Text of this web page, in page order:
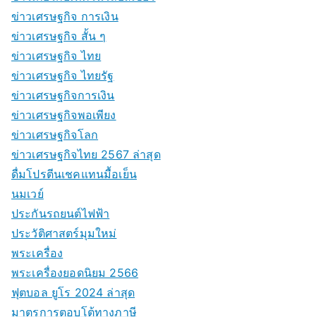
ข่าวเศรษฐกิจ การเงิน
ข่าวเศรษฐกิจ สั้น ๆ
ข่าวเศรษฐกิจ ไทย
ข่าวเศรษฐกิจ ไทยรัฐ
ข่าวเศรษฐกิจการเงิน
ข่าวเศรษฐกิจพอเพียง
ข่าวเศรษฐกิจโลก
ข่าวเศรษฐกิจไทย 2567 ล่าสุด
ดื่มโปรตีนเชคแทนมื้อเย็น
นมเวย์
ประกันรถยนต์ไฟฟ้า
ประวัติศาสตร์มุมใหม่
พระเครื่อง
พระเครื่องยอดนิยม 2566
ฟุตบอล ยูโร 2024 ล่าสุด
มาตรการตอบโต้ทางภาษี